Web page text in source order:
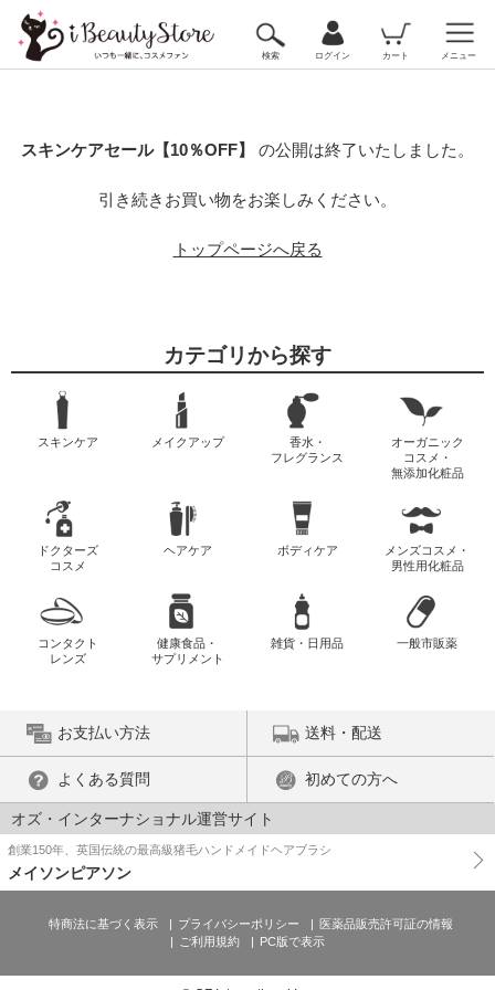
検索 ログイン カート メニュー
スキンケアセール【10％OFF】 の公開は終了いたしました。
引き続きお買い物をお楽しみください。
トップページへ戻る
カテゴリから探す
スキンケア メイクアップ
香水・
フレグランス
オーガニック
コスメ・
無添加化粧品
ドクターズ
コスメ
ヘアケア ボディケア
メンズコスメ・
男性用化粧品
コンタクト
レンズ
健康食品・
サプリメント
雑貨・日用品 一般市販薬
お支払い方法 送料・配送
よくある質問 初めての方へ
オズ・インターナショナル運営サイト
創業150年、英国伝統の最高級猪毛ハンドメイドヘアブラシ
メイソンピアソン
特商法に基づく表示 プライバシーポリシー
医薬品販売許可証の情報
ご利用規約
PC版で表示